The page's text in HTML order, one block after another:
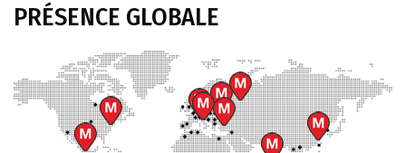
PRÉSENCE GLOBALE